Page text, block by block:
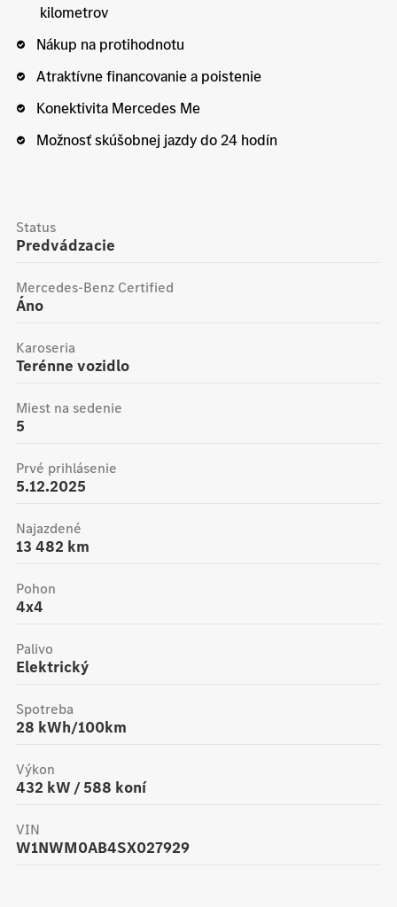
kilometrov
Nákup na protihodnotu
Atraktívne financovanie a poistenie
Konektivita Mercedes Me
Možnosť skúšobnej jazdy do 24 hodín
Predvádzacie
Status
Áno
Mercedes-Benz Certified
terénne vozidlo
Karoseria
5
Miest na sedenie
5.12.2025
Prvé prihlásenie
13 482 km
Najazdené
4x4
Pohon
Elektrický
Palivo
28 kWh/100km
Spotreba
432 kW /588 koní
Výkon
W1NWM0AB4SX027929
VIN